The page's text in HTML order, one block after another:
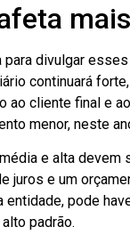
divulgar
continuará
ao cliente final e
menor, neste
e alta devem
juros e um
entidade, pode
padrão.